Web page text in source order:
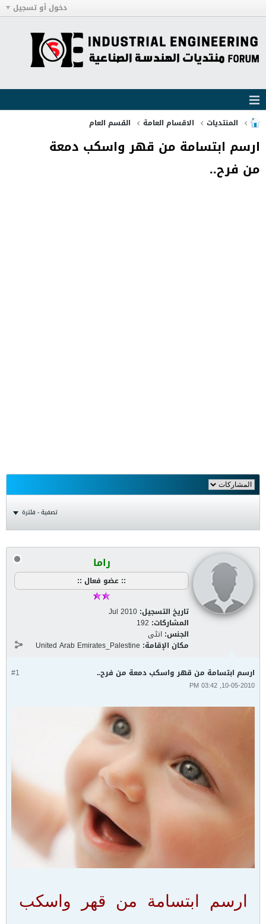
دخول أو تسجيل
المنتديات الاقسام العامة القسم العام
ارسم ابتسامة من قهر واسكب دمعة
من فرح‎..
تصفية - فلترة
راما
:: عضو فعال ::
تاريخ التسجيل: Jul 2010
المشاركات: 192
الجنس: انثى
مكان الإقامة: United Arab Emirates_Palestine
#1 ارسم ابتسامة من قهر واسكب دمعة من فرح‎..
10-05-2010, 03:42 PM
ارسم ابتسامة من قهر واسكب